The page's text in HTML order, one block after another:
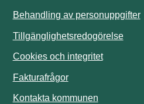
Behandling av personuppgifter
Tillgänglighetsredogörelse
Cookies och integritet
Fakturafrågor
Kontakta kommunen